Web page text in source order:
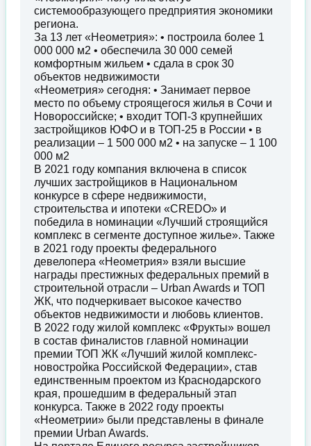
системообразующего предприятия экономики
региона.
За 13 лет «Неометрия»: • построила более 1
000 000 м2 • обеспечила 30 000 семей
комфортным жильем • сдала в срок 30
объектов недвижимости
«Неометрия» сегодня: • Занимает первое
место по объему строящегося жилья в Сочи и
Новороссийске; • входит ТОП-3 крупнейших
застройщиков ЮФО и в ТОП-25 в России • в
реализации – 1 500 000 м2 • на запуске – 1 100
000 м2
В 2021 году компания включена в список
лучших застройщиков в Национальном
конкурсе в сфере недвижимости,
строительства и ипотеки «CREDO» и
победила в номинации «Лучший строящийся
комплекс в сегменте доступное жилье». Также
в 2021 году проекты федерального
девелопера «Неометрия» взяли высшие
награды престижных федеральных премий в
строительной отрасли – Urban Awards и ТОП
ЖК, что подчеркивает высокое качество
объектов недвижимости и любовь клиентов.
В 2022 году жилой комплекс «Фрукты» вошел
в состав финалистов главной номинации
премии ТОП ЖК «Лучший жилой комплекс-
новостройка Российской Федерации», став
единственным проектом из Краснодарского
края, прошедшим в федеральный этап
конкурса. Также в 2022 году проекты
«Неометрии» были представлены в финале
премии Urban Awards.